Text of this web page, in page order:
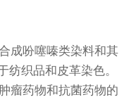
成吩噻嗪类染料和其
纺织品和皮革染色。
瘤药物和抗菌药物的